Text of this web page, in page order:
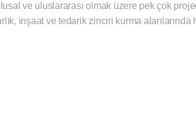
ve uluslararası olmak üzere pek çok
inşaat ve tedarik zinciri kurma alanlarında